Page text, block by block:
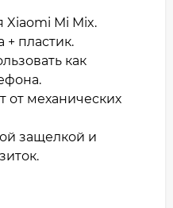
Xiaomi Mi Mix.
+ пластик.
как
от механических
защелкой и